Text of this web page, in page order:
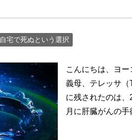
自宅で死ぬという選択
こんにちは、ヨ
義母、テレッサ（
に残されたのは
月に肝臓がんの手